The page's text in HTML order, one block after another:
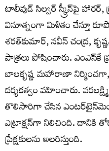
టాలీవుడ్ సిల్వర్ స్క్రీన్‌పై హారర్,
వినూత్నంగా మిళితం చేస్తూ
శరత్‌కుమార్, నవీన్ చంద్ర,
పాత్రలు పోషించారు. ఎంఎస్‌కే
బాలకృష్ణ మహారాణా
దర్శకత్వం వహించారు.
తొలిసారిగా చేసిన
ఎట్రాక్ష‌న్‌గా నిలిచింది. దానికి
ప్రేక్ష‌కుల‌ను అల‌రిస్తుంది.